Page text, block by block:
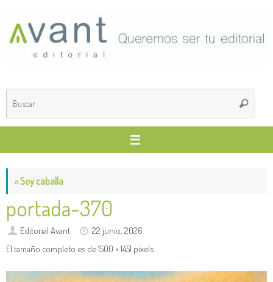
contenido
Buscar
«Soy caballa
portada-370
Editorial Avant
22 junio, 2026
El tamaño completo es de1500 × 1451 pixels